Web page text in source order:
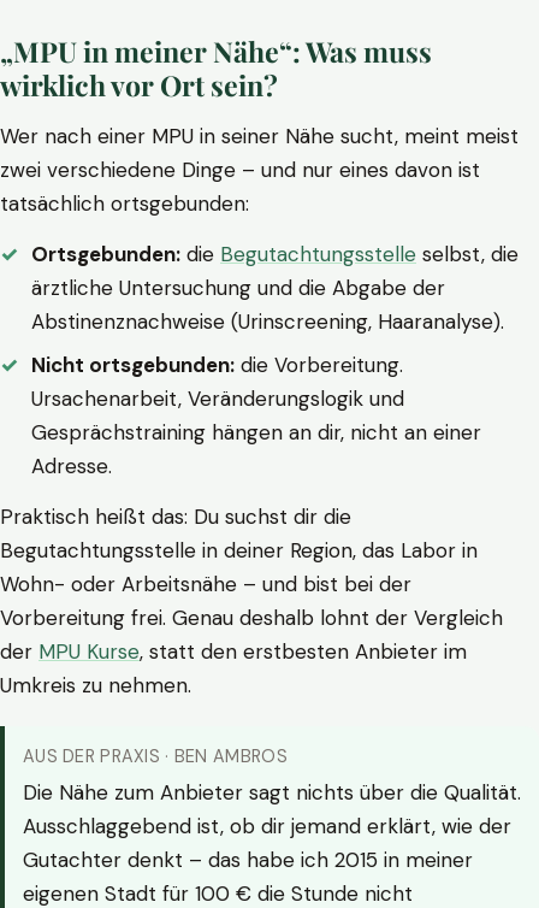
„MPU in meiner Nähe“: Was muss
wirklich vor Ort sein?
Wer nach einer MPU in seiner Nähe sucht, meint meist
zwei verschiedene Dinge – und nur eines davon ist
tatsächlich ortsgebunden:
Ortsgebunden: die Begutachtungsstelle selbst, die
ärztliche Untersuchung und die Abgabe der
Abstinenznachweise (Urinscreening, Haaranalyse).
Nicht ortsgebunden: die Vorbereitung.
Ursachenarbeit, Veränderungslogik und
Gesprächstraining hängen an dir, nicht an einer
Adresse.
Praktisch heißt das: Du suchst dir die
Begutachtungsstelle in deiner Region, das Labor in
Wohn- oder Arbeitsnähe – und bist bei der
Vorbereitung frei. Genau deshalb lohnt der Vergleich
der MPU Kurse, statt den erstbesten Anbieter im
Umkreis zu nehmen.
AUS DER PRAXIS · BEN AMBROS
Die Nähe zum Anbieter sagt nichts über die Qualität.
Ausschlaggebend ist, ob dir jemand erklärt, wie der
Gutachter denkt – das habe ich 2015 in meiner
eigenen Stadt für 100 € die Stunde nicht